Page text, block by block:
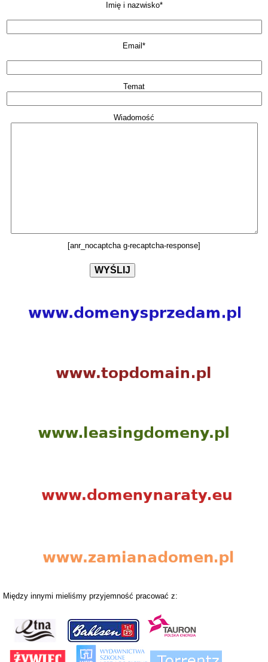
Imię i nazwisko*
Email*
Temat
Wiadomość
[anr_nocaptcha g-recaptcha-response]
Między innymi mieliśmy przyjemność pracować z: